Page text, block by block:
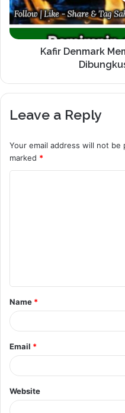
Kafir Denmark
Leave a Reply
Your email address will not be
marked *
t
*
Name *
Email *
Website